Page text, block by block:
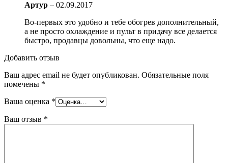
Артур – 02.09.2017
Во-первых это удобно и тебе обогрев дополнительный,
а не просто охлаждение и пульт в придачу все делается
быстро, продавцы довольны, что еще надо.
Добавить отзыв
Ваш адрес email не будет опубликован. Обязательные поля
помечены *
Ваша оценка *
Ваш отзыв *